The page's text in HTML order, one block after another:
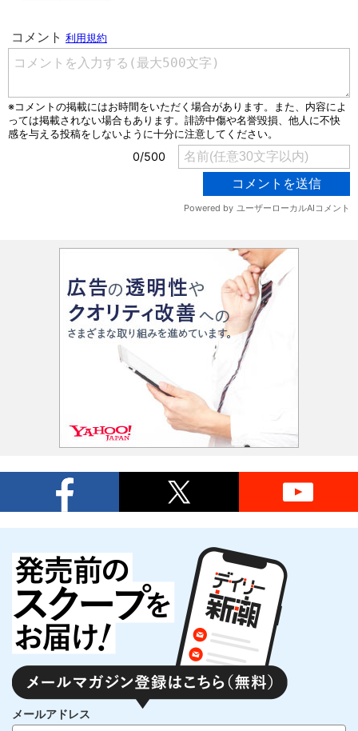
メールアドレス